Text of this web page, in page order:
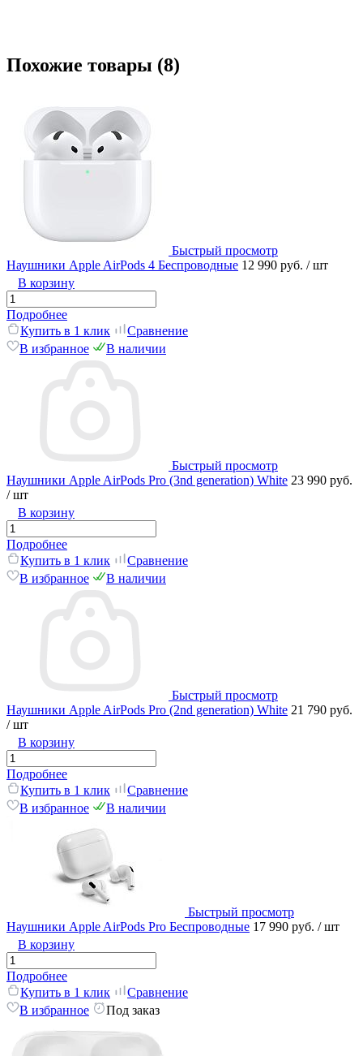
Похожие товары (8)
Быстрый просмотр
Наушники Apple AirPods 4 Беспроводные 12 990 руб. / шт
В корзину
Подробнее
Купить в 1 клик
Сравнение
В избранное
В наличии
Быстрый просмотр
Наушники Apple AirPods Pro (3nd generation) White 23 990 руб.
/ шт
В корзину
Подробнее
Купить в 1 клик
Сравнение
В избранное
В наличии
Быстрый просмотр
Наушники Apple AirPods Pro (2nd generation) White 21 790 руб.
/ шт
В корзину
Подробнее
Купить в 1 клик
Сравнение
В избранное
В наличии
Быстрый просмотр
Наушники Apple AirPods Pro Беспроводные 17 990 руб. / шт
В корзину
Подробнее
Купить в 1 клик
Сравнение
В избранное
Под заказ